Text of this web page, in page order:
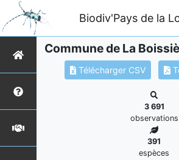
Biodiv'Pays de la
Commune de La
Télécharger CSV
3 691
observations
391
espèces